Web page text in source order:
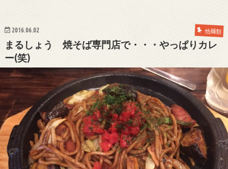
2016.06.02 他麺類
まるしょう 焼そば専門店で・・・やっぱりカレ
ー(笑)